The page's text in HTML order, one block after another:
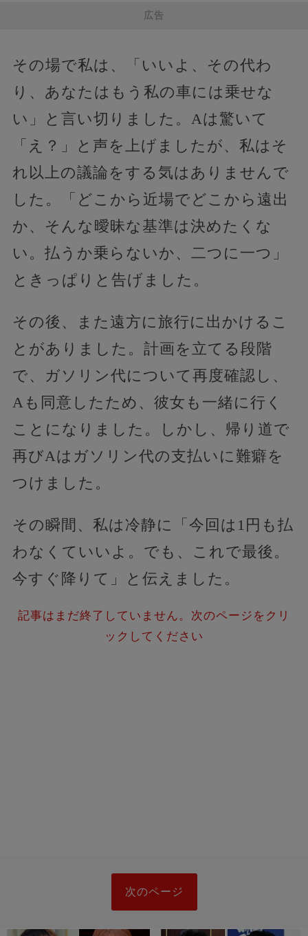
広告
その場で私は、「いいよ、その代わ
り、あなたはもう私の車には乗せな
い」と言い切りました。Aは驚いて
「え？」と声を上げましたが、私はそ
れ以上の議論をする気はありませんで
した。「どこから近場でどこから遠出
か、そんな曖昧な基準は決めたくな
い。払うか乗らないか、二つに一つ」
ときっぱりと告げました。
その後、また遠方に旅行に出かけるこ
とがありました。計画を立てる段階
で、ガソリン代について再度確認し、
Aも同意したため、彼女も一緒に行く
ことになりました。しかし、帰り道で
再びAはガソリン代の支払いに難癖を
つけました。
その瞬間、私は冷静に「今回は1円も払
わなくていいよ。でも、これで最後。
今すぐ降りて」と伝えました。
記事はまだ終了していません。次のページをクリ
ックしてください
次のページ